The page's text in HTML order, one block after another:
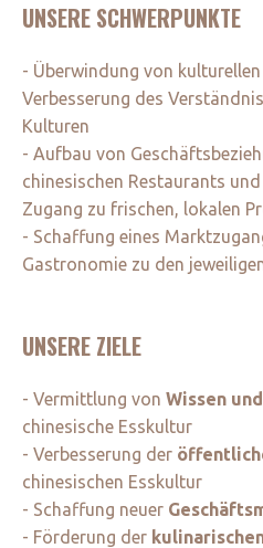
UNSERE SCHWERPUNKTE
- Überwindung von
Verbesserung des
Kulturen
- Aufbau von
chinesischen Restaurants
Zugang zu frischen, lokalen
- Schaffung eines
Gastronomie zu den
UNSERE ZIELE
- Vermittlung von Wissen
chinesische Esskultur
- Verbesserung der
chinesischen Esskultur
- Schaffung neuer
- Förderung der